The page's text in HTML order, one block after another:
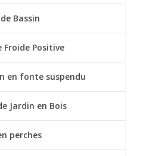
Bassin
Froide Positive
en fonte suspendu
Jardin en Bois
perches